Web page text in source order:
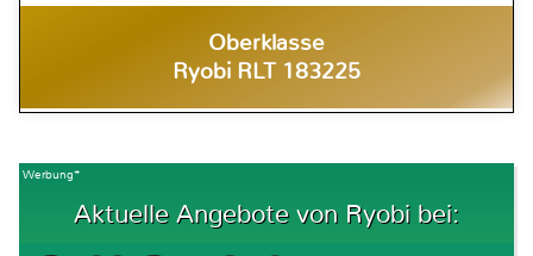
Oberklasse
Ryobi RLT 183225
Werbung*
Aktuelle Angebote von Ryobi bei: